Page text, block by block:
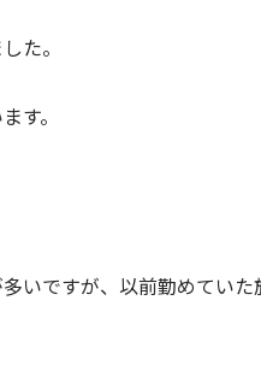
た。
す。
いですが、以前勤めてい